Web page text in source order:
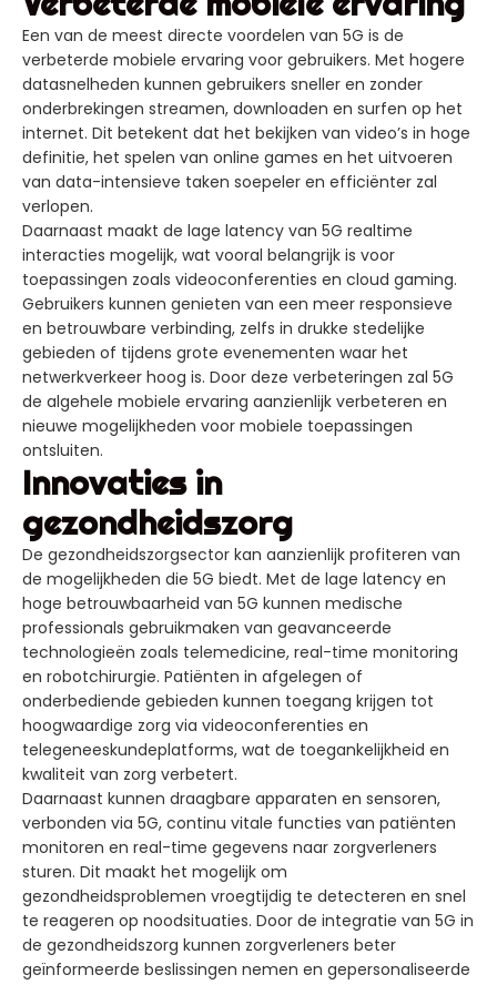
Een van de meest directe voordelen van 5G is de
verbeterde mobiele ervaring voor gebruikers. Met hogere
datasnelheden kunnen gebruikers sneller en zonder
onderbrekingen streamen, downloaden en surfen op het
internet. Dit betekent dat het bekijken van video’s in hoge
definitie, het spelen van online games en het uitvoeren
van data-intensieve taken soepeler en efficiënter zal
verlopen.
Daarnaast maakt de lage latency van 5G realtime
interacties mogelijk, wat vooral belangrijk is voor
toepassingen zoals videoconferenties en cloud gaming.
Gebruikers kunnen genieten van een meer responsieve
en betrouwbare verbinding, zelfs in drukke stedelijke
gebieden of tijdens grote evenementen waar het
netwerkverkeer hoog is. Door deze verbeteringen zal 5G
de algehele mobiele ervaring aanzienlijk verbeteren en
nieuwe mogelijkheden voor mobiele toepassingen
ontsluiten.
Innovaties in
gezondheidszorg
De gezondheidszorgsector kan aanzienlijk profiteren van
de mogelijkheden die 5G biedt. Met de lage latency en
hoge betrouwbaarheid van 5G kunnen medische
professionals gebruikmaken van geavanceerde
technologieën zoals telemedicine, real-time monitoring
en robotchirurgie. Patiënten in afgelegen of
onderbediende gebieden kunnen toegang krijgen tot
hoogwaardige zorg via videoconferenties en
telegeneeskundeplatforms, wat de toegankelijkheid en
kwaliteit van zorg verbetert.
Daarnaast kunnen draagbare apparaten en sensoren,
verbonden via 5G, continu vitale functies van patiënten
monitoren en real-time gegevens naar zorgverleners
sturen. Dit maakt het mogelijk om
gezondheidsproblemen vroegtijdig te detecteren en snel
te reageren op noodsituaties. Door de integratie van 5G in
de gezondheidszorg kunnen zorgverleners beter
geïnformeerde beslissingen nemen en gepersonaliseerde